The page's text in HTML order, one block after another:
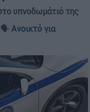
υπνοδωμάτιό της
🗣️ Ανοικτό για